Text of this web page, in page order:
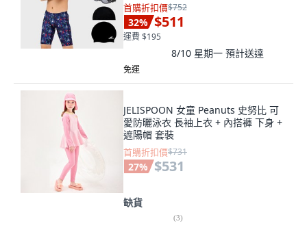
首購折扣價$752
32% $511
運費 $195
8/10 星期一 預計送達
免運
JELISPOON 女童 Peanuts 史努比 可
愛防曬泳衣 長袖上衣 + 內搭褲 下身 +
遮陽帽 套裝
首購折扣價$731
27% $531
缺貨
(3)